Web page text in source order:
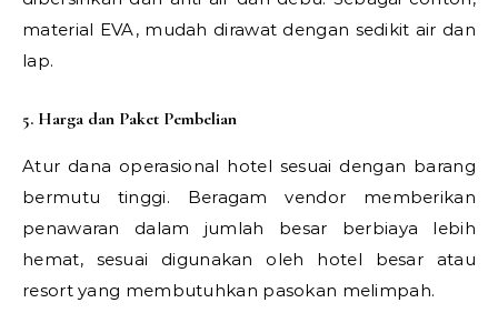
material EVA, mudah dirawat dengan sedikit air dan
lap.
5. Harga dan Paket Pembelian
Atur dana operasional hotel sesuai dengan barang
bermutu tinggi. Beragam vendor memberikan
penawaran dalam jumlah besar berbiaya lebih
hemat, sesuai digunakan oleh hotel besar atau
resort yang membutuhkan pasokan melimpah.